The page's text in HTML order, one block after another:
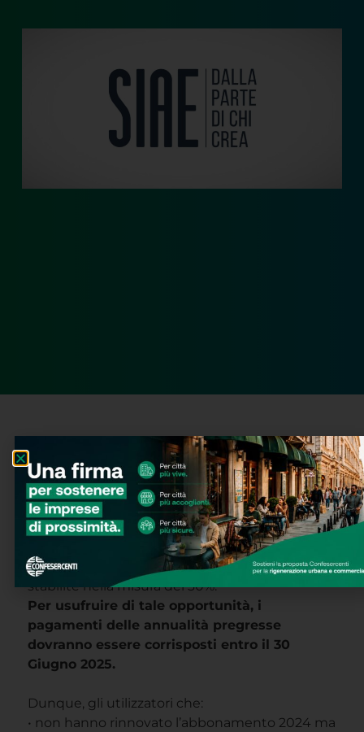
La SIAE ha comunicato, in tema di rinnovo
degli abbonamenti stagionali di Musica
d’Ambiente,un’iniziativa tesa a consentire
alle imprese la regolarizzazione dei
pagamenti degli abbonamenti stagionali di
Musica d’Ambiente per gli anni precedenti al
2025,senza
applicazione delle penali
stabilite nella misura del 30%.
Per usufruire di tale opportunità, i
pagamenti delle annualità pregresse
dovranno essere corrisposti entro il 30
Giugno 2025.
Dunque, gli utilizzatori che:
• non hanno rinnovato l’abbonamento 2024 ma